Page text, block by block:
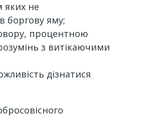
яких не
боргову яму;
процентною
з витікаючими
дізнатися